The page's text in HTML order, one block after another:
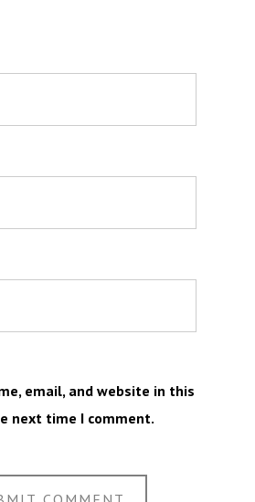
email, and website in this
next time I comment.